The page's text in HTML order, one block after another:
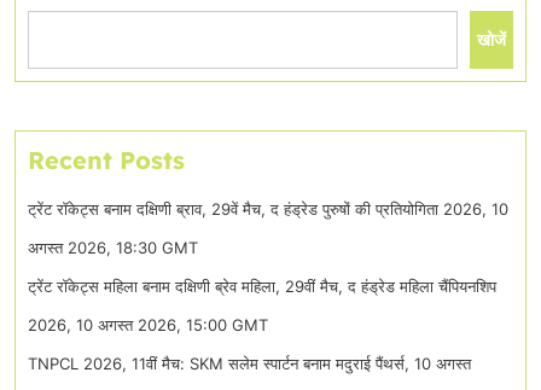
खोजें
Recent Posts
ट्रेंट रॉकेट्स बनाम दक्षिणी ब्राव, 29वें मैच, द हंड्रेड पुरुषों की प्रतियोगिता 2026, 10
अगस्त 2026, 18:30 GMT
ट्रेंट रॉकेट्स महिला बनाम दक्षिणी ब्रेव महिला, 29वीं मैच, द हंड्रेड महिला चैंपियनशिप
2026, 10 अगस्त 2026, 15:00 GMT
TNPCL 2026, 11वीं मैच: SKM सलेम स्पार्टन बनाम मदुराई पैंथर्स, 10 अगस्त